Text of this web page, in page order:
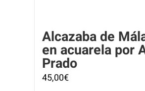
Alcazaba de
en acuarela por
Prado
45,00€